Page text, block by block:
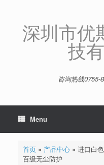
深圳市优
技
咨询热线0755-
Menu
首页» 产品中心» 进口白
百级无尘防护